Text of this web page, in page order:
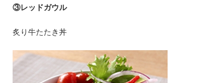
③レッドガウル
炙り牛たたき丼